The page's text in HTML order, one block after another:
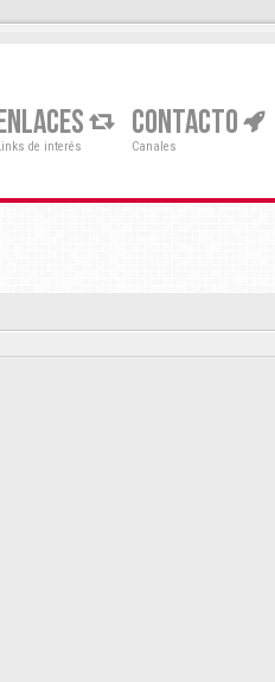
de interés
CONTACTO
Canales